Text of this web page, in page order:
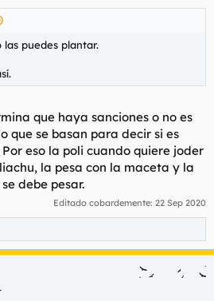
las puedes plantar.
que haya sanciones o no es
que se basan para decir si es
eso la poli cuando quiere joder
la pesa con la maceta y la
debe pesar.
Editado cobardemente: 22 Sep 2020